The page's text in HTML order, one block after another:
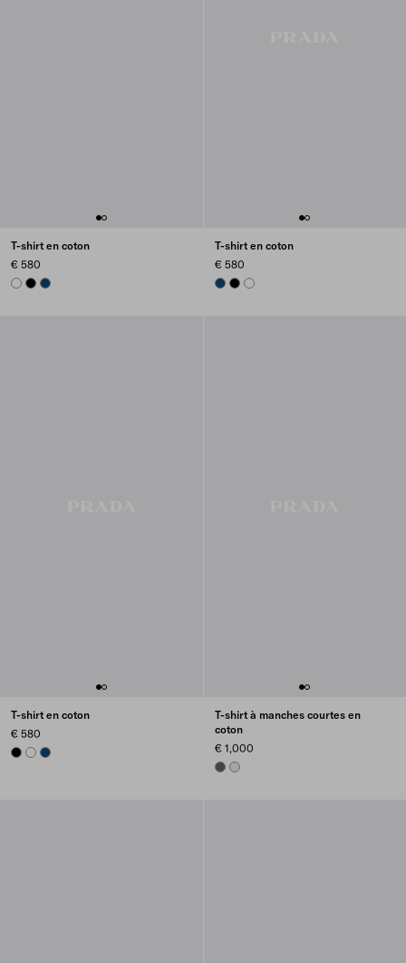
T-shirt en coton
€ 580
WHITEBLACK
NAVY
T-shirt en coton
€ 580
NAVYBLACKWHITE
T-shirt en coton
€ 580
BLACKWHITE
NAVY
T-shirt à manches courtes en
coton
€ 1,000
ASPHALT GRAY
CHALK WHITE